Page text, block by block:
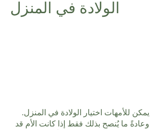
الولادة في المنزل
يمكن للأمهات اختيار الولادة في المنزل.
وعادةً ما يُنصح بذلك فقط إذا كانت الأم قد